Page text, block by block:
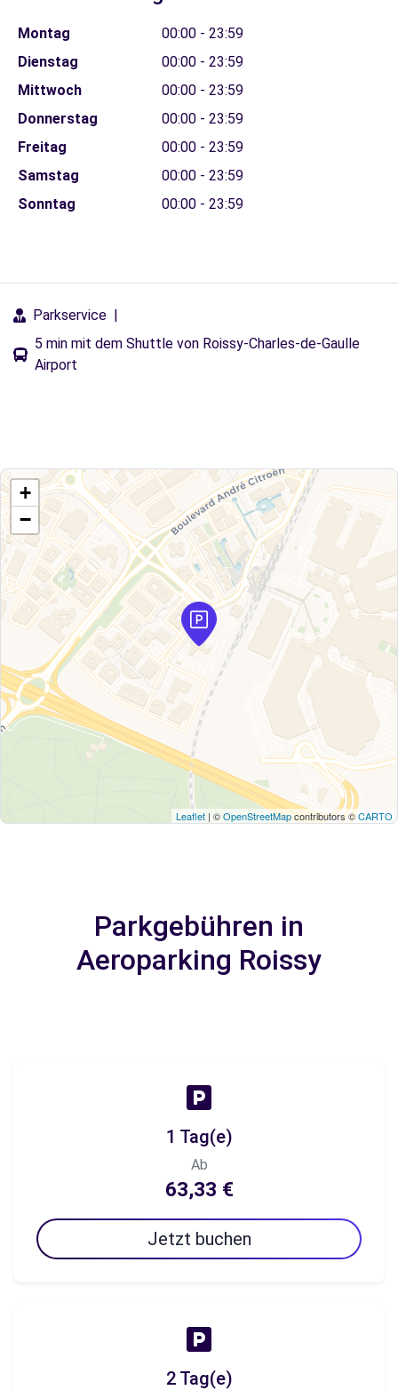
Montag
00:00 - 23:59
Dienstag
00:00 - 23:59
Mittwoch
00:00 - 23:59
Donnerstag
00:00 - 23:59
Freitag
00:00 - 23:59
Samstag
00:00 - 23:59
Sonntag
00:00 - 23:59
Parkservice |
5 min mit dem Shuttle von Roissy-Charles-de-Gaulle
Airport
+
−
Leaflet | ©OpenStreetMapcontributors ©CARTO
Parkgebühren in
Aeroparking Roissy
1 Tag(e)
Ab
63,33 €
Jetzt buchen
2 Tag(e)